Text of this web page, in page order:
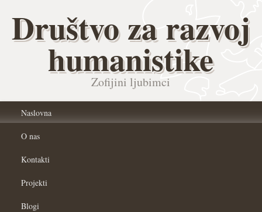
Društvo za razvoj
humanistike
Zofijini ljubimci
Naslovna
O nas
Kontakti
Projekti
Blogi